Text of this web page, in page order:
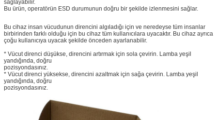
sağlayabilir.
Bu ürün, operatörün ESD durumunun doğru bir şekilde izlenmesini sağlar.
Bu cihaz insan vücudunun direncini algıladığı için ve neredeyse tüm insanlar
birbirinden farklı olduğu için bu cihaz tüm kullanıcılara uyacaktır. Bu cihaz ayrıca
çoğu kullanıcıya uyacak şekilde önceden ayarlanabilir.
* Vücut direnci düşükse, direncini artırmak için sola çevirin. Lamba yeşil
yandığında, doğru
pozisyondasınız.
* Vücut direnci yüksekse, direncini azaltmak için sağa çevirin. Lamba yeşil
yandığında, doğru
pozisyondasınız.